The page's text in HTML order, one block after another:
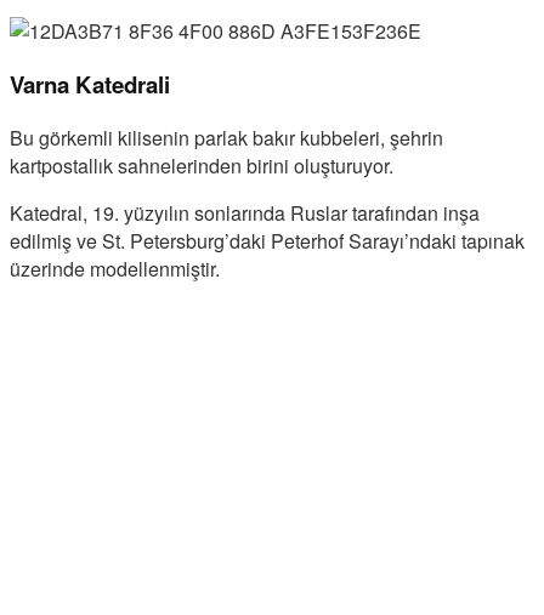
Varna Katedrali
Bu görkemli kilisenin parlak bakır kubbeleri, şehrin
kartpostallık sahnelerinden birini oluşturuyor.
Katedral, 19. yüzyılın sonlarında Ruslar tarafından inşa
edilmiş ve St. Petersburg’daki Peterhof Sarayı’ndaki tapınak
üzerinde modellenmiştir.